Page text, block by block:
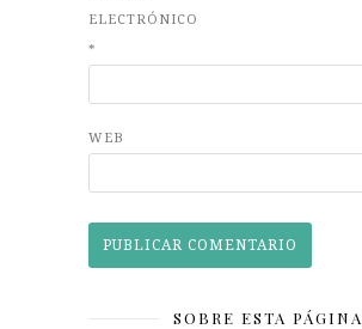
ELECTRÓNICO
*
WEB
SOBRE ESTA PÁGINA